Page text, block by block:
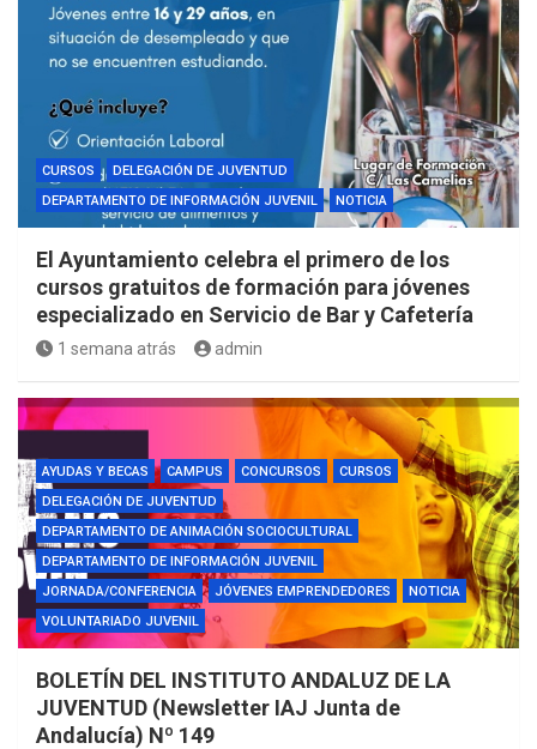
CURSOS
DELEGACIÓN DE JUVENTUD
DEPARTAMENTO DE INFORMACIÓN JUVENIL
NOTICIA
El Ayuntamiento celebra el primero de los
cursos gratuitos de formación para jóvenes
especializado en Servicio de Bar y Cafetería
1 semana atrás admin
AYUDAS Y BECAS CAMPUS CONCURSOS
CURSOS
DELEGACIÓN DE JUVENTUD
DEPARTAMENTO DE ANIMACIÓN SOCIOCULTURAL
DEPARTAMENTO DE INFORMACIÓN JUVENIL
JORNADA/CONFERENCIA
JÓVENES EMPRENDEDORES
NOTICIA
VOLUNTARIADO JUVENIL
BOLETÍN DEL INSTITUTO ANDALUZ DE LA
JUVENTUD (Newsletter IAJ Junta de
Andalucía) Nº 149